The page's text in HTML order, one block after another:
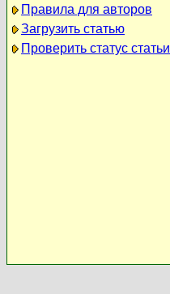
Правила для авторов
Загрузить статью
Проверить статус статьи